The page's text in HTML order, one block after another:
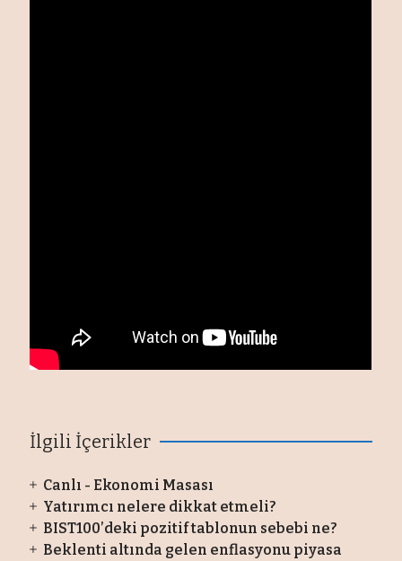
İlgili İçerikler
Canlı - Ekonomi Masası
Yatırımcı nelere dikkat etmeli?
BIST100’deki pozitif tablonun sebebi ne?
Beklenti altında gelen enflasyonu piyasa